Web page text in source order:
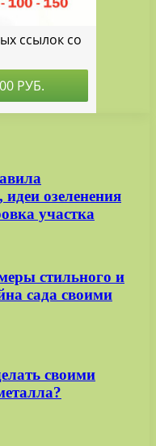
озеленения
участка
стильного и
сада своими
своими